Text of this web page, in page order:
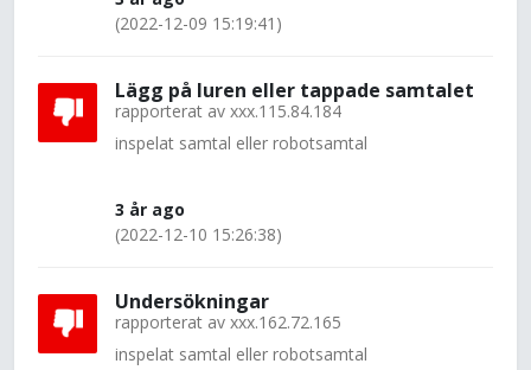
(2022-12-09 15:19:41)
Lägg på luren eller tappade samtalet
rapporterat av xxx.115.84.184
inspelat samtal eller robotsamtal
3 år ago
(2022-12-10 15:26:38)
Undersökningar
rapporterat av xxx.162.72.165
inspelat samtal eller robotsamtal